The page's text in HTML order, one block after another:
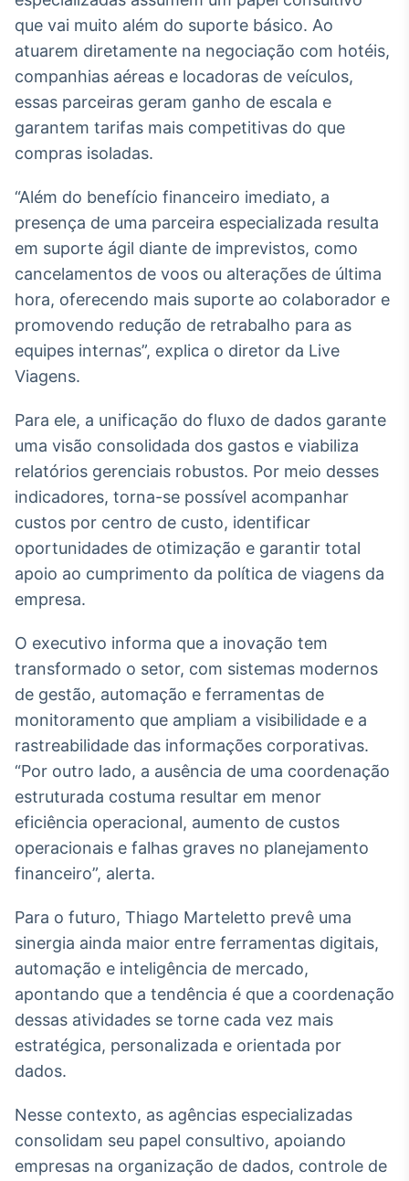
Tokenização
de ativos
Em breve
que vai muito além do suporte básico. Ao
atuarem diretamente na negociação com hotéis,
companhias aéreas e locadoras de veículos,
essas parceiras geram ganho de escala e
garantem tarifas mais competitivas do que
compras isoladas.
“Além do benefício financeiro imediato, a
presença de uma parceira especializada resulta
em suporte ágil diante de imprevistos, como
cancelamentos de voos ou alterações de última
hora, oferecendo mais suporte ao colaborador e
promovendo redução de retrabalho para as
equipes internas”, explica o diretor da Live
Viagens.
Para ele, a unificação do fluxo de dados garante
uma visão consolidada dos gastos e viabiliza
relatórios gerenciais robustos. Por meio desses
indicadores, torna-se possível acompanhar
custos por centro de custo, identificar
oportunidades de otimização e garantir total
apoio ao cumprimento da política de viagens da
empresa.
O executivo informa que a inovação tem
transformado o setor, com sistemas modernos
de gestão, automação e ferramentas de
monitoramento que ampliam a visibilidade e a
rastreabilidade das informações corporativas.
“Por outro lado, a ausência de uma coordenação
estruturada costuma resultar em menor
eficiência operacional, aumento de custos
operacionais e falhas graves no planejamento
financeiro”, alerta.
Para o futuro, Thiago Marteletto prevê uma
sinergia ainda maior entre ferramentas digitais,
automação e inteligência de mercado,
apontando que a tendência é que a coordenação
dessas atividades se torne cada vez mais
estratégica, personalizada e orientada por
dados.
Nesse contexto, as agências especializadas
consolidam seu papel consultivo, apoiando
empresas na organização de dados, controle de